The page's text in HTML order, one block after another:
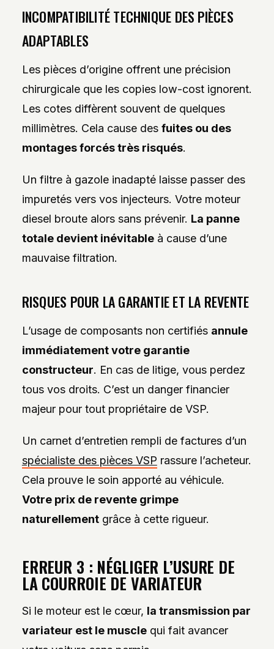
INCOMPATIBILITÉ TECHNIQUE DES PIÈCES
ADAPTABLES
Les pièces d’origine offrent une précision
chirurgicale que les copies low-cost ignorent.
Les cotes diffèrent souvent de quelques
millimètres. Cela cause des fuites ou des
montages forcés très risqués.
Un filtre à gazole inadapté laisse passer des
impuretés vers vos injecteurs. Votre moteur
diesel broute alors sans prévenir. La panne
totale devient inévitableà cause d’une
mauvaise filtration.
RISQUES POUR LA GARANTIE ET LA REVENTE
L’usage de composants non certifiés annule
immédiatement votre garantie
constructeur. En cas de litige, vous perdez
tous vos droits. C’est un danger financier
majeur pour tout propriétaire de VSP.
Un carnet d’entretien rempli de factures d’un
spécialiste des pièces VSP rassure l’acheteur.
Cela prouve le soin apporté au véhicule.
Votre prix de revente grimpe
naturellementgrâce à cette rigueur.
ERREUR 3 : NÉGLIGER L’USURE DE
LA COURROIE DE VARIATEUR
Si le moteur est le cœur, la transmission par
variateur est le musclequi fait avancer